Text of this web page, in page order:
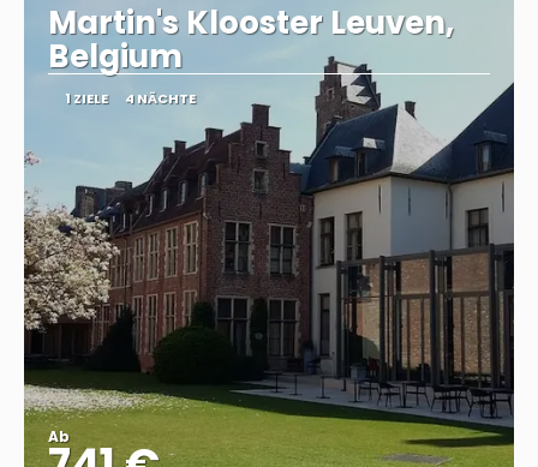
Martin's Klooster Leuven,
Belgium
1 ZIELE 4 NÄCHTE
Ab